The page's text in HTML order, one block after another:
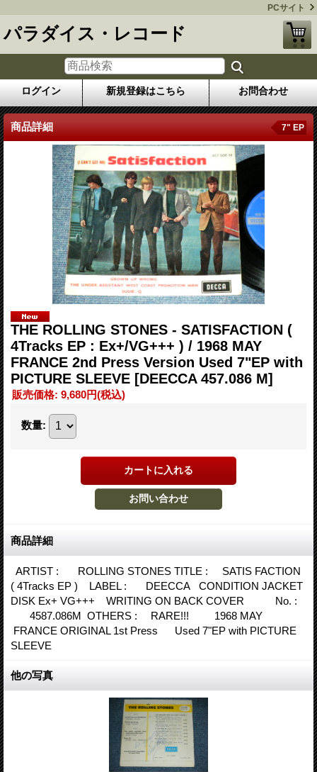
PCサイト
パラダイス・レコード
ログイン 新規登録はこちら お問合わせ
商品詳細 7" EP
THE ROLLING STONES - SATISFACTION (
4Tracks EP : Ex+/VG+++ ) / 1968 MAY
FRANCE 2nd Press Version Used 7"EP with
PICTURE SLEEVE [DEECCA 457.086 M]
販売価格: 9,680円(税込)
数量:
商品詳細
ARTIST : ROLLING STONES TITLE : SATIS FACTION
( 4Tracks EP ) LABEL : DEECCA CONDITION JACKET
DISK Ex+ VG+++ WRITING ON BACK COVER No. :
4587.086M OTHERS : RARE!!! 1968 MAY
FRANCE ORIGINAL 1st Press Used 7"EP with PICTURE
SLEEVE
他の写真